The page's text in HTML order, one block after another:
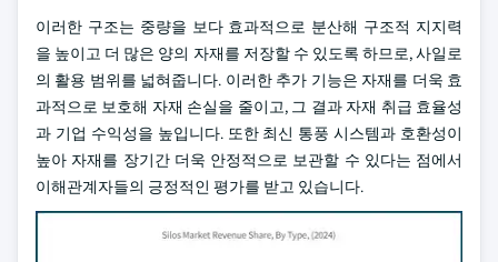
이러한 구조는 중량을 보다 효과적으로 분산해 구조적 지지력
을 높이고 더 많은 양의 자재를 저장할 수 있도록 하므로, 사일로
의 활용 범위를 넓혀줍니다. 이러한 추가 기능은 자재를 더욱 효
과적으로 보호해 자재 손실을 줄이고, 그 결과 자재 취급 효율성
과 기업 수익성을 높입니다. 또한 최신 통풍 시스템과 호환성이
높아 자재를 장기간 더욱 안정적으로 보관할 수 있다는 점에서
이해관계자들의 긍정적인 평가를 받고 있습니다.